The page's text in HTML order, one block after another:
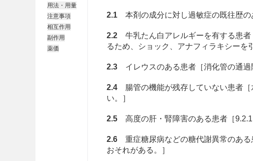
用法・用量
注意事項
相互作用
副作用
薬価
2.1本剤の成分に対し過敏症の既往歴の
2.2牛乳たん白アレルギーを有する患者
るため、ショック、アナフィラキシーを
2.3イレウスのある患者［消化管の通過
2.4腸管の機能が残存していない患者［
い。］
2.5高度の肝・腎障害のある患者［9.2.1
2.6重症糖尿病などの糖代謝異常のある
おそれがある。］